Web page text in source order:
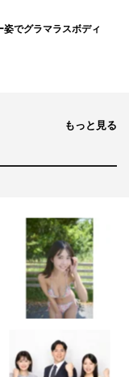
時54分
でグラマラスボディ
もっと見る